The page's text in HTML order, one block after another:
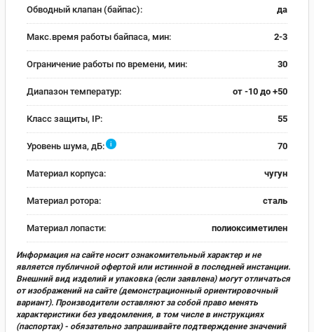
Обводный клапан (байпас): да
Макс.время работы байпаса, мин: 2-3
Ограничение работы по времени, мин: 30
Диапазон температур: от -10 до +50
Класс защиты, IP: 55
Уровень шума, дБ: i 70
Материал корпуса: чугун
Материал ротора: сталь
Материал лопасти: полиоксиметилен
Информация на сайте носит ознакомительный характер и не
является публичной офертой или истинной в последней инстанции.
Внешний вид изделий и упаковка (если заявлена) могут отличаться
от изображений на сайте (демонстрационный ориентировочный
вариант). Производители оставляют за собой право менять
характеристики без уведомления, в том числе в инструкциях
(паспортах) - обязательно запрашивайте подтверждение значений